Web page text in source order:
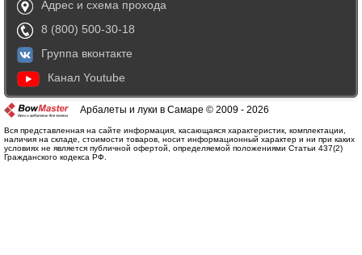
Адрес и схема прохода
8 (800) 500-30-18
Группа вконтакте
Канал Youtube
Арбалеты и луки в Самаре © 2009 - 2026
Вся представленная на сайте информация, касающаяся характеристик, комплектации,
наличия на складе, стоимости товаров, носит информационный характер и ни при каких
условиях не является публичной офертой, определяемой положениями Статьи 437(2)
Гражданского кодекса РФ.